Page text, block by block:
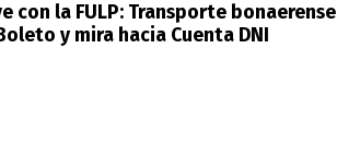
con la FULP: Transporte bonaerense
y mira hacia Cuenta DNI